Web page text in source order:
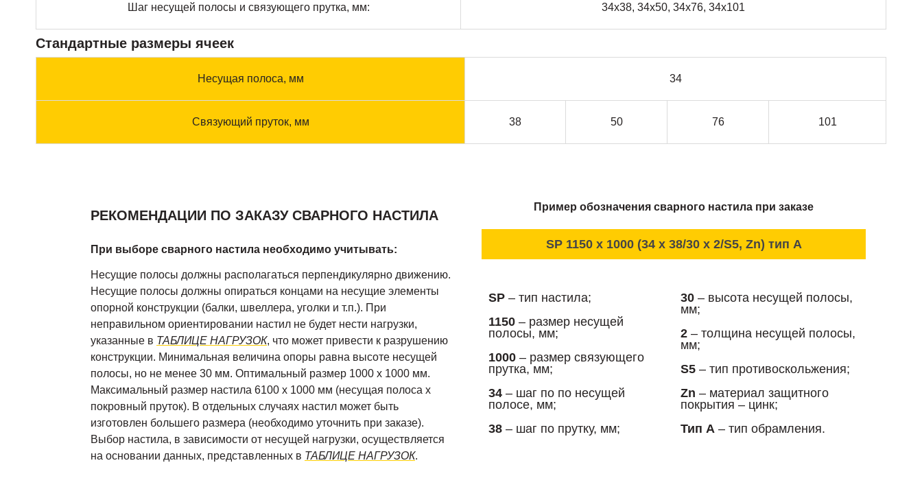
Шаг несущей полосы и связующего прутка, мм: 34х38, 34х50, 34х76, 34х101
Стандартные размеры ячеек
Несущая полоса, мм 34
Связующий пруток, мм 38 50 76 101
РЕКОМЕНДАЦИИ ПО ЗАКАЗУ СВАРНОГО НАСТИЛА
При выборе сварного настила необходимо учитывать:
Несущие полосы должны располагаться перпендикулярно движению.
Несущие полосы должны опираться концами на несущие элементы
опорной конструкции (балки, швеллера, уголки и т.п.). При
неправильном ориентировании настил не будет нести нагрузки,
указанные в ТАБЛИЦЕ НАГРУЗОК, что может привести к разрушению
конструкции. Минимальная величина опоры равна высоте несущей
полосы, но не менее 30 мм. Оптимальный размер 1000 х 1000 мм.
Максимальный размер настила 6100 х 1000 мм (несущая полоса х
покровный пруток). В отдельных случаях настил может быть
изготовлен большего размера (необходимо уточнить при заказе).
Выбор настила, в зависимости от несущей нагрузки, осуществляется
на основании данных, представленных в ТАБЛИЦЕ НАГРУЗОК.
Пример обозначения сварного настила при заказе
SP 1150 x 1000 (34 x 38/30 x 2/S5, Zn) тип А
SP – тип настила;
1150 – размер несущей
полосы, мм;
1000 – размер связующего
прутка, мм;
34 – шаг по по несущей
полосе, мм;
38 – шаг по прутку, мм;
30 – высота несущей полосы,
мм;
2 – толщина несущей полосы,
мм;
S5 – тип противоскольжения;
Zn – материал защитного
покрытия – цинк;
Тип А – тип обрамления.